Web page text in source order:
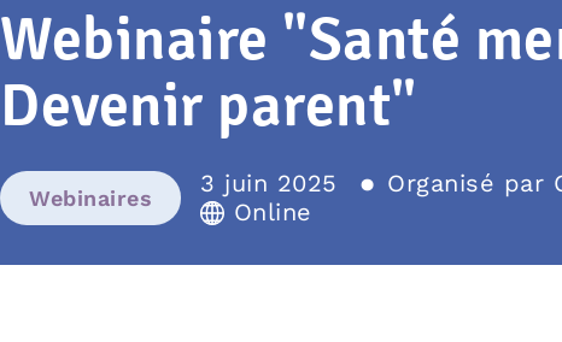
Webinaire "Santé
Devenir parent"
Webinaires 3 juin 2025
Organisé par
Online